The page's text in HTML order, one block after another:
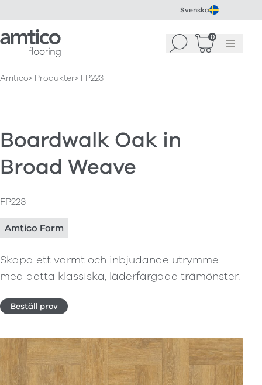
Svenska
Amtico Flooring Sök 0
Korg 0)Meny
Amtico Produkter FP223
Boardwalk Oak in
Broad Weave
FP223
Amtico Form
Skapa ett varmt och inbjudande utrymme
med detta klassiska, läderfärgade trämönster.
Beställ prov